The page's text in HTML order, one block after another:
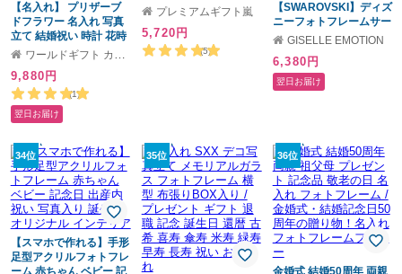
【名入れ】 プリザーブ
ドフラワー 名入れ 写真
立て 結婚祝い 時計 花時
計 バラ バラのアレンジ
ボックス ギフト おしゃ
れ 還暦祝い 名前入り か
わいい 記念日 誕生日 送
別会 お祝い 祝い 退職 女
ワールドギフト カヴァティーナ
9,880円
(1)
翌日お届け
ス フォトフレーム 和柄
祝 金婚式 銀婚式 敬老 長
寿祝 記念日
プレミアムギフト嵐
5,720円
(5)
【SWAROVSKI】ディズ
ニーフォトフレームサー
ビスＬイズ 写真立て
ッキー ミニー 記念
日、誕生日プレゼント
結婚祝いに ディズニー
GISELLE EMOTION
6,380円
翌日お届け
34位
【スマホで作れる】手形
足型アクリルフォトフレ
ーム 赤ちゃん ベビー 記
35位 36位
金婚式 結婚50周年 両親